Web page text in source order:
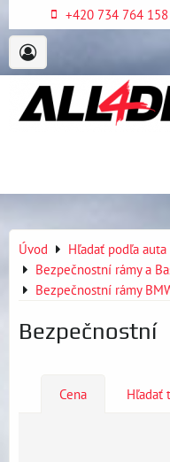
+420 734 764 158
Úvod Hľadať podľa auta
Bezpečnostní rámy a
Bezpečnostní rámy
Bezpečnostní
Cena Hľadať